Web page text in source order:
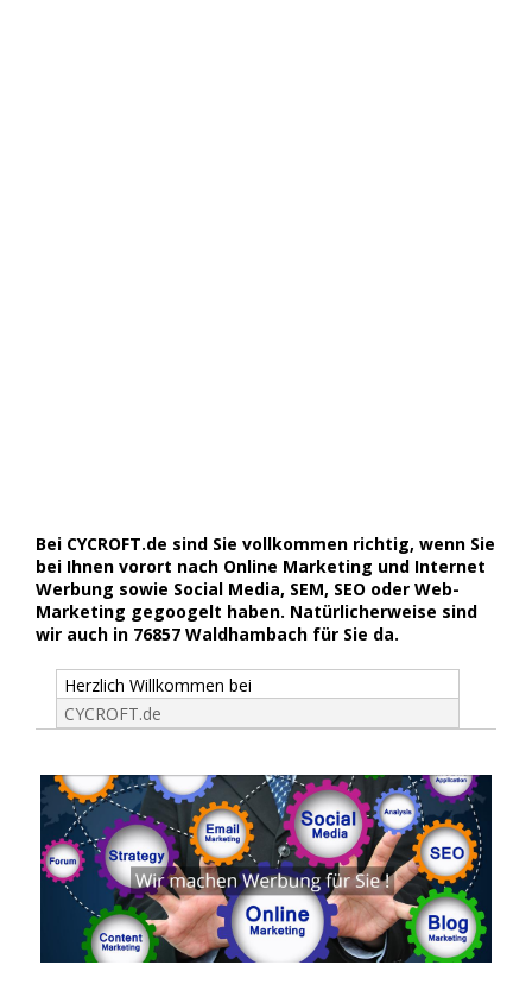
Bei CYCROFT.de sind Sie vollkommen richtig, wenn Sie
bei Ihnen vorort nach Online Marketing und Internet
Werbung sowie Social Media, SEM, SEO oder Web-
Marketing gegoogelt haben. Natürlicherweise sind
wir auch in 76857 Waldhambach für Sie da.
Herzlich Willkommen bei
CYCROFT.de